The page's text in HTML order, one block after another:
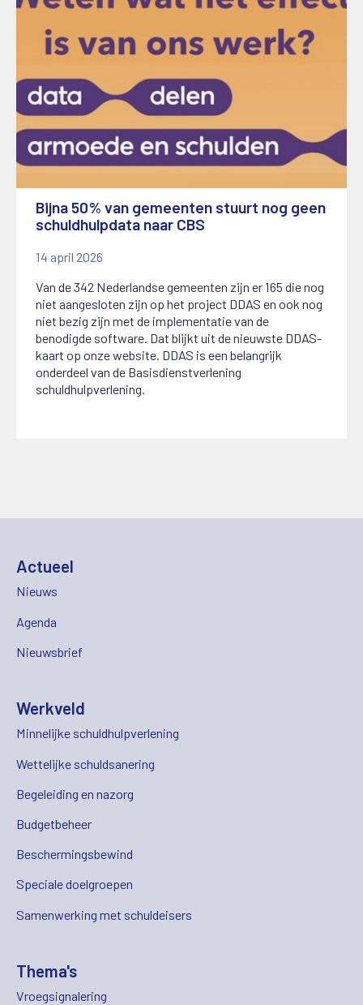
Bijna 50% van gemeenten stuurt nog geen
schuldhulpdata naar CBS
14 april 2026
Van de 342 Nederlandse gemeenten zijn er 165 die nog
niet aangesloten zijn op het project DDAS en ook nog
niet bezig zijn met de implementatie van de
benodigde software. Dat blijkt uit de nieuwste DDAS-
kaart op onze website. DDAS is een belangrijk
onderdeel van de Basisdienstverlening
schuldhulpverlening.
Actueel
Nieuws
Agenda
Nieuwsbrief
Werkveld
Minnelijke schuldhulpverlening
Wettelijke schuldsanering
Begeleiding en nazorg
Budgetbeheer
Beschermingsbewind
Speciale doelgroepen
Samenwerking met schuldeisers
Thema's
Vroegsignalering